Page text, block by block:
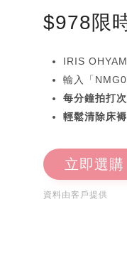
$978限
IRIS
輸入「
每分鐘拍打
輕鬆清除床
立即選購
資料由客戶提供